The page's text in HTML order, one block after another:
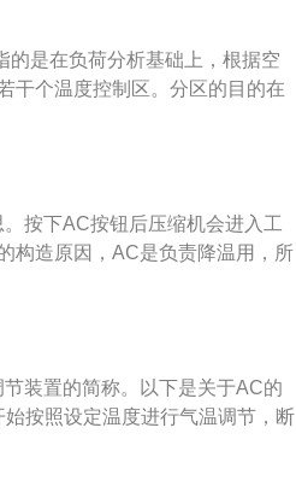
出风口、自动调节风量、自动打
手动空调，出风口的风量，温度
在夏天炎热的天气下，需要打开
风。冬季使用空调暖风时，AC
生不必要的动力损耗，所以在
源不是空调本身获取的（也就是
提供，也就是靠发动机产生的热
量消耗，所以是不需要打开AC键
是在负荷分析基础上，根据空
干个温度控制区。分区的目的在
热环境和降低空调能耗。按下DU
的值来调节温度了。空调分区就
理地将整个空调区域划分为若干
能有效地跟踪负荷变化，改善室
车厢内可以独立调节不同温度的
立调节，四区空调则是指前后
细更多，经过几个混合风门后
的控制器来实现的，但空调压缩
础上，根据空调负荷差异性，合
按下AC按钮后压缩机会进入工
构造原因，AC是负责降温用，所
有单独的开关进行控制，由发动
想要制暖的时候就应该把AC开关
简称，它的全称是AIRCONDITI
车的压缩机会进入工作状态，可
来。另外，手动AC是指手动空
应该根据实际的情况来进行操
装置的简称。以下是关于AC的
按照设定温度进行气温调节，断
汽车车厢内的温度、湿度、空气